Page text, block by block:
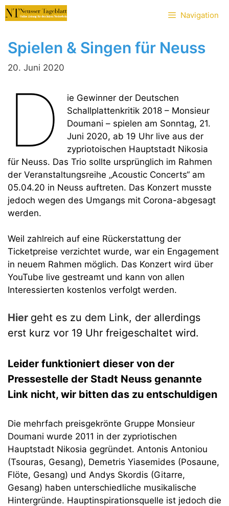
Zum
Inhalt
Navigation
Spielen & Singen für Neuss
20. Juni 2020
D
ie Gewinner der Deutschen
Schallplattenkritik 2018 – Monsieur
Doumani – spielen am Sonntag, 21.
Juni 2020, ab 19 Uhr live aus der
zypriotoischen Hauptstadt Nikosia
für Neuss. Das Trio sollte ursprünglich im Rahmen
der Veranstaltungsreihe „Acoustic Concerts“ am
05.04.20 in Neuss auftreten. Das Konzert musste
jedoch wegen des Umgangs mit Corona-abgesagt
werden.
Weil zahlreich auf eine Rückerstattung der
Ticketpreise verzichtet wurde, war ein Engagement
in neuem Rahmen möglich. Das Konzert wird über
YouTube live gestreamt und kann von allen
Interessierten kostenlos verfolgt werden.
Hier geht es zu dem Link, der allerdings
erst kurz vor 19 Uhr freigeschaltet wird.
Leider funktioniert dieser von der
Pressestelle der Stadt Neuss genannte
Link nicht, wir bitten das zu entschuldigen
Die mehrfach preisgekrönte Gruppe Monsieur
Doumani wurde 2011 in der zypriotischen
Hauptstadt Nikosia gegründet. Antonis Antoniou
(Tsouras, Gesang), Demetris Yiasemides (Posaune,
Flöte, Gesang) und Andys Skordis (Gitarre,
Gesang) haben unterschiedliche musikalische
Hintergründe. Hauptinspirationsquelle ist jedoch die